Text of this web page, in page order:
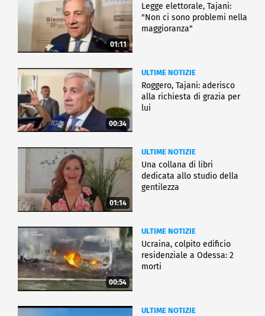
01:11
Legge elettorale, Tajani:
"Non ci sono problemi nella
maggioranza"
00:34
ULTIME NOTIZIE
Roggero, Tajani: aderisco
alla richiesta di grazia per
lui
01:14
ULTIME NOTIZIE
Una collana di libri
dedicata allo studio della
gentilezza
00:54
ULTIME NOTIZIE
Ucraina, colpito edificio
residenziale a Odessa: 2
morti
ULTIME NOTIZIE